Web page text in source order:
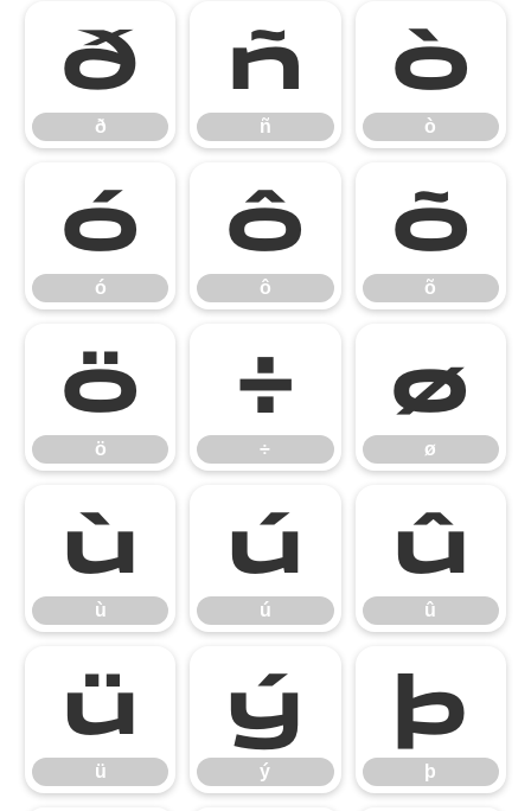
ð
ð
ñ
ñ
ò
ò
ó
ó
ô
ô
õ
õ
ö
ö
÷
÷
ø
ø
ù
ù
ú
ú
û
û
ü
ü
ý
ý
þ
þ